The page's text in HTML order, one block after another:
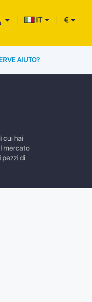
IT €
AIUTO?
cui hai
mercato
pezzi di